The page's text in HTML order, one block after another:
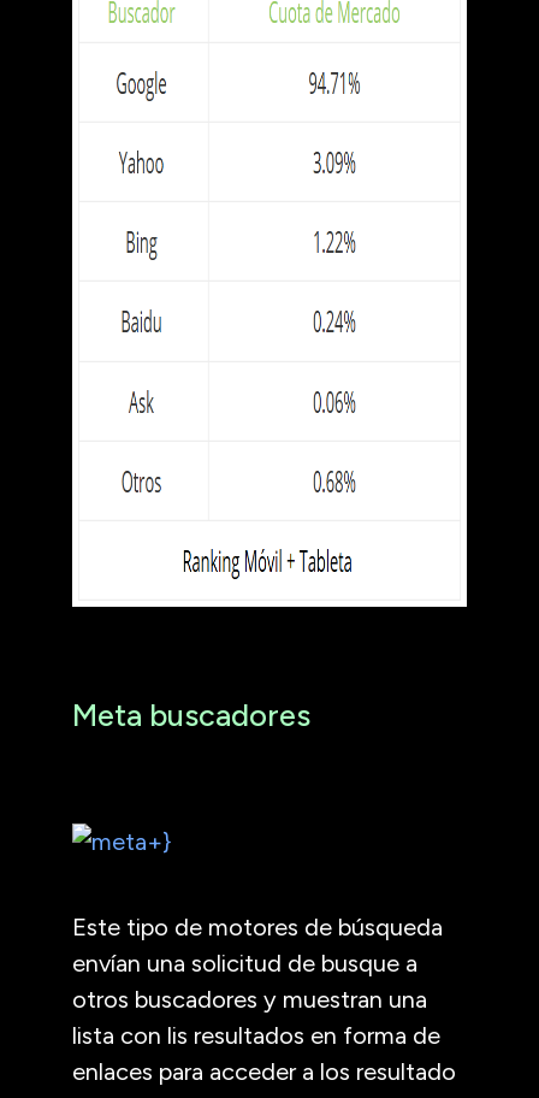
Meta buscadores
Este tipo de motores de búsqueda
envían una solicitud de busque a
otros buscadores y muestran una
lista con lis resultados en forma de
enlaces para acceder a los resultado